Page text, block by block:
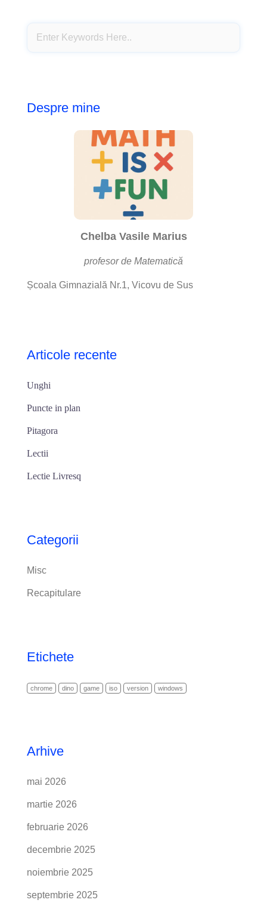
Despre mine
Chelba Vasile Marius
profesor de Matematică
Școala Gimnazială Nr.1, Vicovu de Sus
Articole recente
Unghi
Puncte in plan
Pitagora
Lectii
Lectie Livresq
Categorii
Misc
Recapitulare
Etichete
chrome dino game iso version windows
Arhive
mai 2026
martie 2026
februarie 2026
decembrie 2025
noiembrie 2025
septembrie 2025